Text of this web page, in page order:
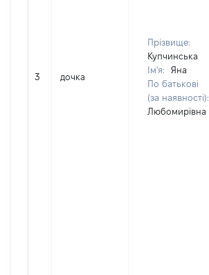
3 дочка
Прізвище:
Купчинська
Ім'я:
Яна
По батькові
(за наявності):
Любомирівна